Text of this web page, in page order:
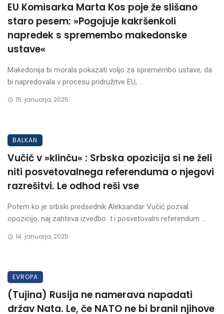
EU Komisarka Marta Kos poje že slišano
staro pesem: »Pogojuje kakršenkoli
napredek s spremembo makedonske
ustave«
Makedonija bi morala pokazati voljo za spremembo ustave, da
bi napredovala v procesu pridružitve EU, ...
15. januarja, 2025
BALKAN
Vučič v »klinču« : Srbska opozicija si ne želi
niti posvetovalnega referenduma o njegovi
razrešitvi. Le odhod reši vse
Potem ko je srbski predsednik Aleksandar Vučić pozval
opozicijo, naj zahteva izvedbo t.i posvetovalni referendum ...
14. januarja, 2025
EVROPA
(Tujina) Rusija ne namerava napadati
držav Nata. Le, če NATO ne bi branil njihove